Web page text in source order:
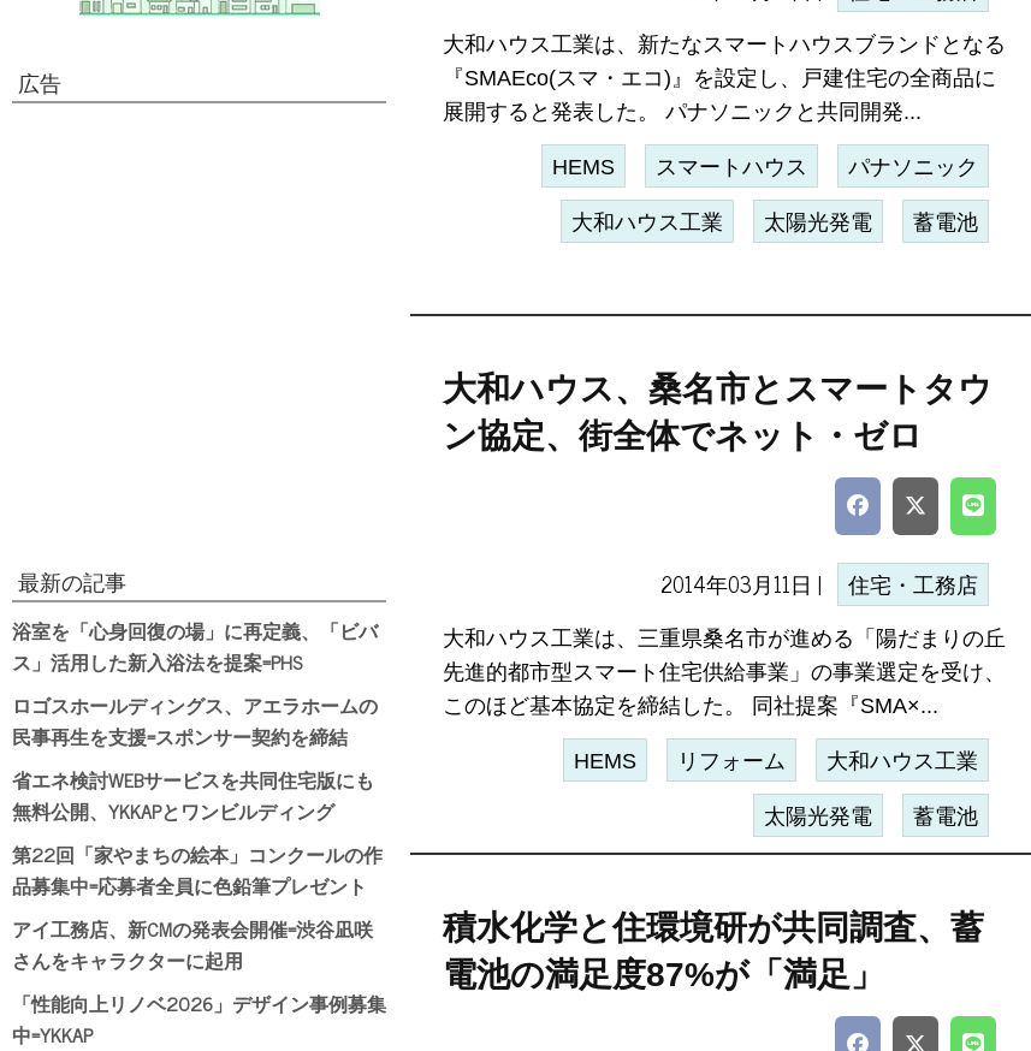
大和ハウス工業は、新たなスマートハウスブランドとなる
『SMAEco(スマ・エコ)』を設定し、戸建住宅の全商品に
展開すると発表した。 パナソニックと共同開発...
HEMS スマートハウス パナソニック
大和ハウス工業 太陽光発電 蓄電池
大和ハウス、桑名市とスマートタウ
ン協定、街全体でネット・ゼロ
2014年03月11日 | 住宅・工務店
大和ハウス工業は、三重県桑名市が進める「陽だまりの丘
先進的都市型スマート住宅供給事業」の事業選定を受け、
このほど基本協定を締結した。 同社提案『SMA×...
HEMS リフォーム 大和ハウス工業
太陽光発電 蓄電池
積水化学と住環境研が共同調査、蓄
電池の満足度87%が「満足」
広告
最新の記事
浴室を「心身回復の場」に再定義、「ビバ
ス」活用した新入浴法を提案=PHS
ロゴスホールディングス、アエラホームの
民事再生を支援=スポンサー契約を締結
省エネ検討WEBサービスを共同住宅版にも
無料公開、YKKAPとワンビルディング
第22回「家やまちの絵本」コンクールの作
品募集中=応募者全員に色鉛筆プレゼント
アイ工務店、新CMの発表会開催=渋谷凪咲
さんをキャラクターに起用
「性能向上リノベ2026」デザイン事例募集
中=YKKAP